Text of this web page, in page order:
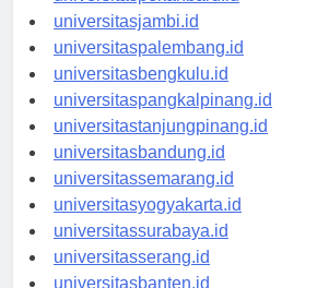
universitaspekanbaru.id
universitasjambi.id
universitaspalembang.id
universitasbengkulu.id
universitaspangkalpinang.id
universitastanjungpinang.id
universitasbandung.id
universitassemarang.id
universitasyogyakarta.id
universitassurabaya.id
universitasserang.id